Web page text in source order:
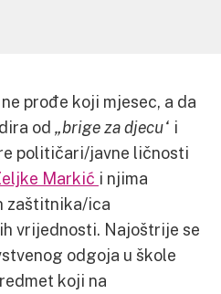
prođe koji mjesec, a da
od „brige za djecu“ i
političari/javne ličnosti
Markić i njima
zaštitnika/ica
vrijednosti. Najoštrije se
odgoja u škole
koji na